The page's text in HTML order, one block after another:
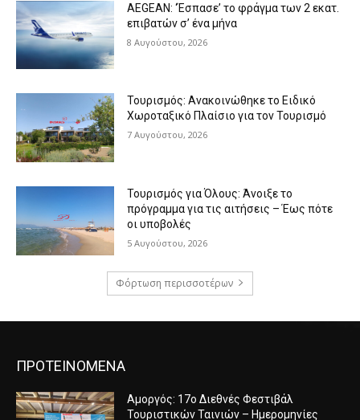
AEGEAN: ‘Έσπασε’ το φράγμα των 2 εκατ.
επιβατών σ’ ένα μήνα
8 Αυγούστου, 2026
Τουρισμός: Ανακοινώθηκε το Ειδικό
Χωροταξικό Πλαίσιο για τον Τουρισμό
7 Αυγούστου, 2026
Τουρισμός για Όλους: Άνοιξε το
πρόγραμμα για τις αιτήσεις – Έως πότε
οι υποβολές
5 Αυγούστου, 2026
Φόρτωση περισσοτέρων
ΠΡΟΤΕΙΝΟΜΕΝΑ
Αμοργός: 17ο Διεθνές Φεστιβάλ
Τουριστικών Ταινιών – Ημερομηνίες